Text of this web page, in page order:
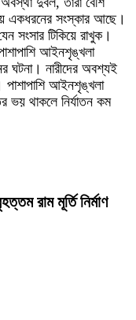
একধরনের সংস্কার আছে।
সংসার টিকিয়ে রাখুক।
আইনশৃঙ্খলা
ঘটনা। নারীদের অবশ্যই
পাশাপাশি আইনশৃঙ্খলা
ভয় থাকলে নির্যাতন কম
রাম মূর্তি নির্মাণ